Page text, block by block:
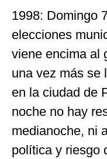
1998: Domingo
elecciones
viene encima al
una vez más se
en la ciudad de
noche no hay
medianoche, ni
política y riesgo